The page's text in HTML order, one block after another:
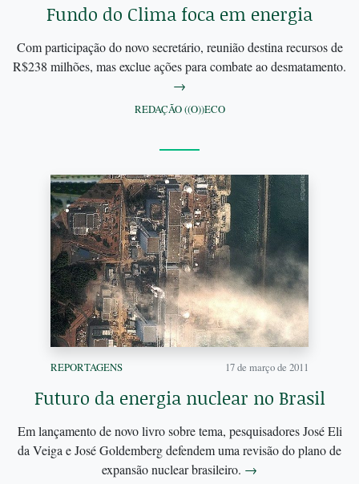
Fundo do Clima foca em energia
Com participação do novo secretário, reunião destina recursos de
R$238 milhões, mas exclue ações para combate ao desmatamento.
→
REDAÇÃO ((O))ECO
REPORTAGENS 17 de março de 2011
Futuro da energia nuclear no Brasil
Em lançamento de novo livro sobre tema, pesquisadores José Eli
da Veiga e José Goldemberg defendem uma revisão do plano de
expansão nuclear brasileiro. →